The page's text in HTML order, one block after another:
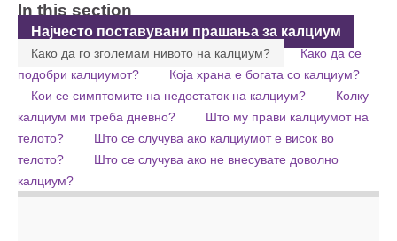
In this section
Најчесто поставувани прашања за калциум
Како да го зголемам нивото на калциум?
Како да се
подобри калциумот?
Која храна е богата со калциум?
Кои се симптомите на недостаток на калциум?
Колку
калциум ми треба дневно?
Што му прави калциумот на
телото?
Што се случува ако калциумот е висок во
телото?
Што се случува ако не внесувате доволно
калциум?